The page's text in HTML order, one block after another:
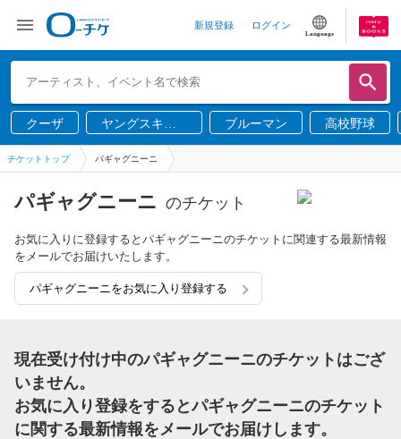
新規登録 ログイン
Language
クーザ
ヤングスキニ
ー
ブルーマン 高校野球
チケットトップ パギャグニーニ
パギャグニーニ のチケット
お気に入りに登録するとパギャグニーニのチケットに関連する最新情報
をメールでお届けいたします。
パギャグニーニをお気に入り登録する
現在受け付け中のパギャグニーニのチケットはござ
いません。
お気に入り登録をするとパギャグニーニのチケット
に関する最新情報をメールでお届けします。